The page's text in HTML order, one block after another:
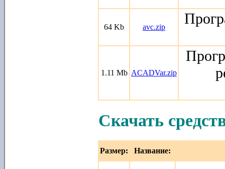
64 Kb avc.zip
1.11 Mb ACADVar.zip
Скачать
Размер: Название: